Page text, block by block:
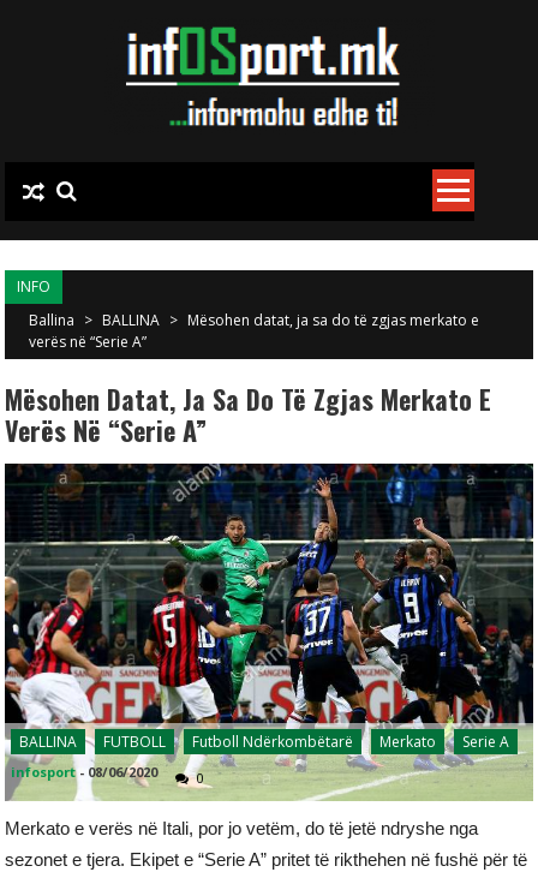
INFO
Ballina > BALLINA > Mësohen datat, ja sa do të zgjas merkato e
verës në “Serie A”
Mësohen Datat, Ja Sa Do Të Zgjas Merkato E
Verës Në “Serie A”
BALLINA FUTBOLL Futboll Ndërkombëtarë Merkato Serie A
infosport - 08/06/2020 0
Merkato e verës në Itali, por jo vetëm, do të jetë ndryshe nga
sezonet e tjera. Ekipet e “Serie A” pritet të rikthehen në fushë për të